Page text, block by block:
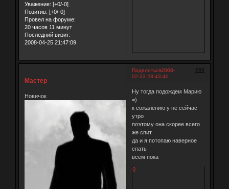
Уважение: [+0/-0]
Позитив: [+0/-0]
Провел на форуме:
20 часов 11 минут
Последний визит:
2008-04-25 21:47:09
Поделиться 763
2008-
02-23 23:43:40
Мастер
Новичок
Ну тогда подождем Марию
=)
к сожалению у не сейчас
утро
поэтому она скорее всего
же спит
да и я потопаю наверное
спать
всем пока
0